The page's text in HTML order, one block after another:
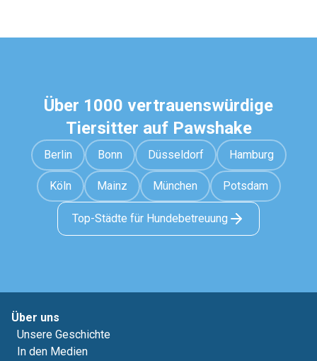
Über 1000 vertrauenswürdige
Tiersitter auf Pawshake
Berlin Bonn Düsseldorf Hamburg
Köln Mainz München Potsdam
Top-Städte für Hundebetreuung
Über uns
Unsere Geschichte
In den Medien